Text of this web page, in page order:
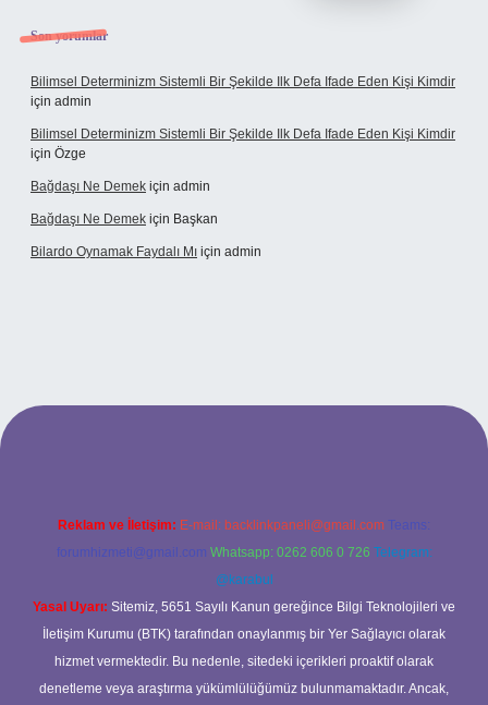
Son yorumlar
Bilimsel Determinizm Sistemli Bir Şekilde Ilk Defa Ifade Eden Kişi Kimdir
için admin
Bilimsel Determinizm Sistemli Bir Şekilde Ilk Defa Ifade Eden Kişi Kimdir
için Özge
Bağdaşı Ne Demek için admin
Bağdaşı Ne Demek için Başkan
Bilardo Oynamak Faydalı Mı için admin
bahis sitesi
Reklam ve İletişim: E-mail: backlinkpaneli@gmail.com Teams:
forumhizmeti@gmail.com Whatsapp: 0262 606 0 726 Telegram:
@karabul
Yasal Uyarı: Sitemiz, 5651 Sayılı Kanun gereğince Bilgi Teknolojileri ve
İletişim Kurumu (BTK) tarafından onaylanmış bir Yer Sağlayıcı olarak
hizmet vermektedir. Bu nedenle, sitedeki içerikleri proaktif olarak
denetleme veya araştırma yükümlülüğümüz bulunmamaktadır. Ancak,